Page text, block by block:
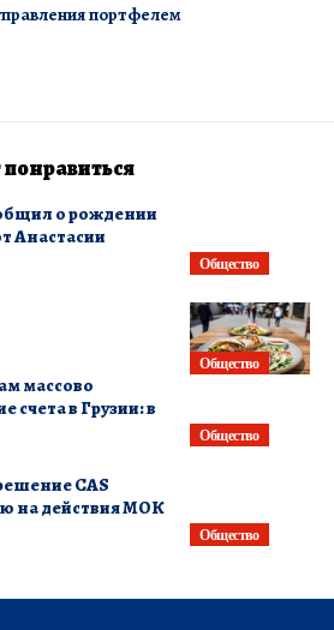
портфелем
Общество
о рождении
Анастасии
Общество
Общество
массово
счета в Грузии: в
Общество
CAS
на действия МОК